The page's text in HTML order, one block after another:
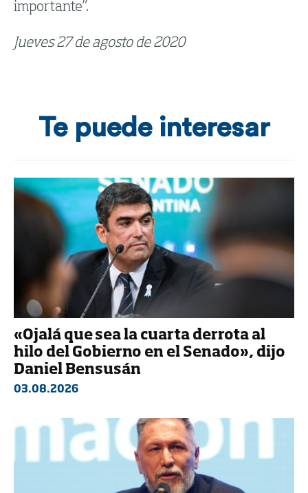
importante”.
Jueves 27 de agosto de 2020
Te puede interesar
«Ojalá que sea la cuarta derrota al
hilo del Gobierno en el Senado», dijo
Daniel Bensusán
03.08.2026